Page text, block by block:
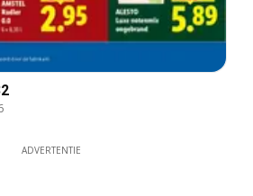
ADVERTENTIE